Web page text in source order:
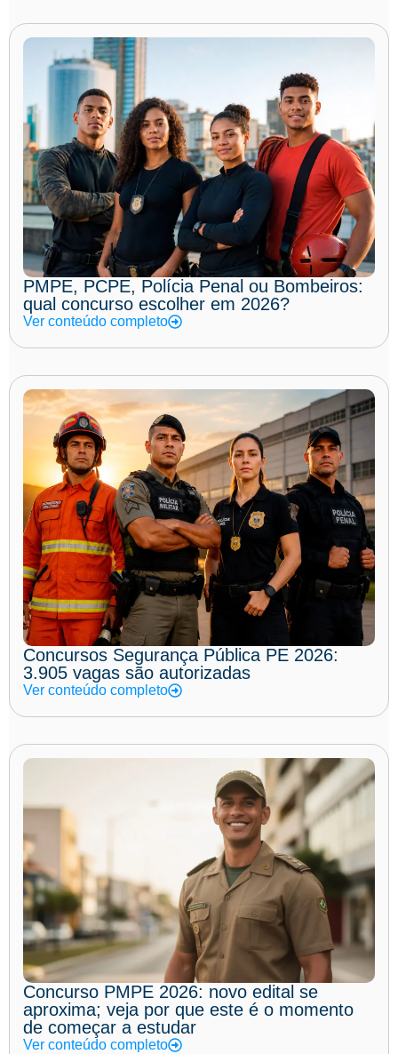
PMPE, PCPE, Polícia Penal ou Bombeiros:
qual concurso escolher em 2026?
Ver conteúdo completo
Concursos Segurança Pública PE 2026:
3.905 vagas são autorizadas
Ver conteúdo completo
Concurso PMPE 2026: novo edital se
aproxima; veja por que este é o momento
de começar a estudar
Ver conteúdo completo